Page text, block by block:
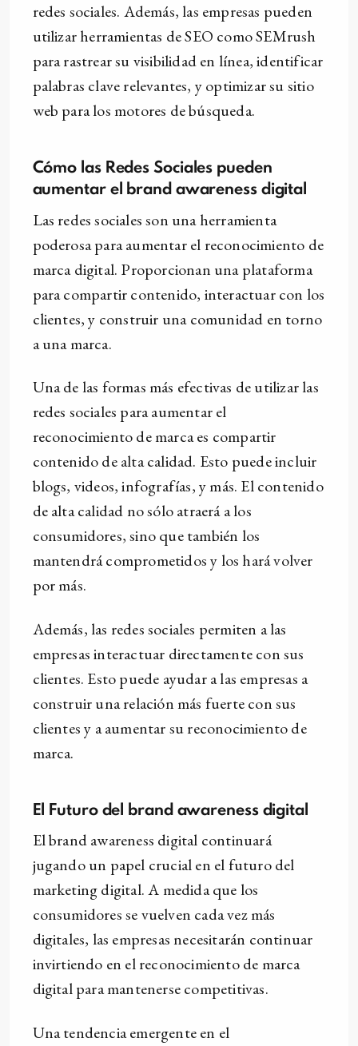
redes sociales. Además, las empresas pueden
utilizar herramientas de SEO como SEMrush
para rastrear su visibilidad en línea, identificar
palabras clave relevantes, y optimizar su sitio
web para los motores de búsqueda.
Cómo las Redes Sociales pueden
aumentar el brand awareness digital
Las redes sociales son una herramienta
poderosa para aumentar el reconocimiento de
marca digital. Proporcionan una plataforma
para compartir contenido, interactuar con los
clientes, y construir una comunidad en torno
a una marca.
Una de las formas más efectivas de utilizar las
redes sociales para aumentar el
reconocimiento de marca es compartir
contenido de alta calidad. Esto puede incluir
blogs, videos, infografías, y más. El contenido
de alta calidad no sólo atraerá a los
consumidores, sino que también los
mantendrá comprometidos y los hará volver
por más.
Además, las redes sociales permiten a las
empresas interactuar directamente con sus
clientes. Esto puede ayudar a las empresas a
construir una relación más fuerte con sus
clientes y a aumentar su reconocimiento de
marca.
El Futuro del brand awareness digital
El brand awareness digital continuará
jugando un papel crucial en el futuro del
marketing digital. A medida que los
consumidores se vuelven cada vez más
digitales, las empresas necesitarán continuar
invirtiendo en el reconocimiento de marca
digital para mantenerse competitivas.
Una tendencia emergente en el